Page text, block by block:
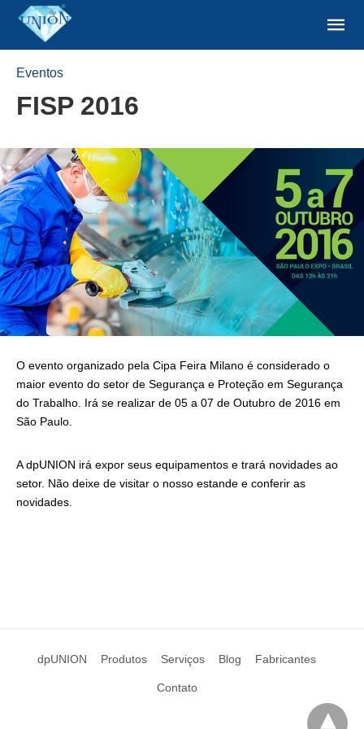
Eventos
FISP 2016
O evento organizado pela Cipa Feira Milano é considerado o
maior evento do setor de Segurança e Proteção em Segurança
do Trabalho. Irá se realizar de 05 a 07 de Outubro de 2016 em
São Paulo.
A dpUNION irá expor seus equipamentos e trará novidades ao
setor. Não deixe de visitar o nosso estande e conferir as
novidades.
dpUNION Produtos Serviços Blog Fabricantes
Contato